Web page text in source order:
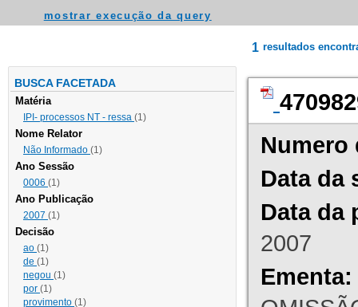
mostrar execução da query
BUSCA FACETADA
Matéria
IPI- processos NT - ressa (1)
Nome Relator
Não Informado (1)
Ano Sessão
0006 (1)
Ano Publicação
2007 (1)
Decisão
ao (1)
de (1)
negou (1)
por (1)
provimento (1)
1 resultados
Numero
Data da
Data da
2007
Ementa: